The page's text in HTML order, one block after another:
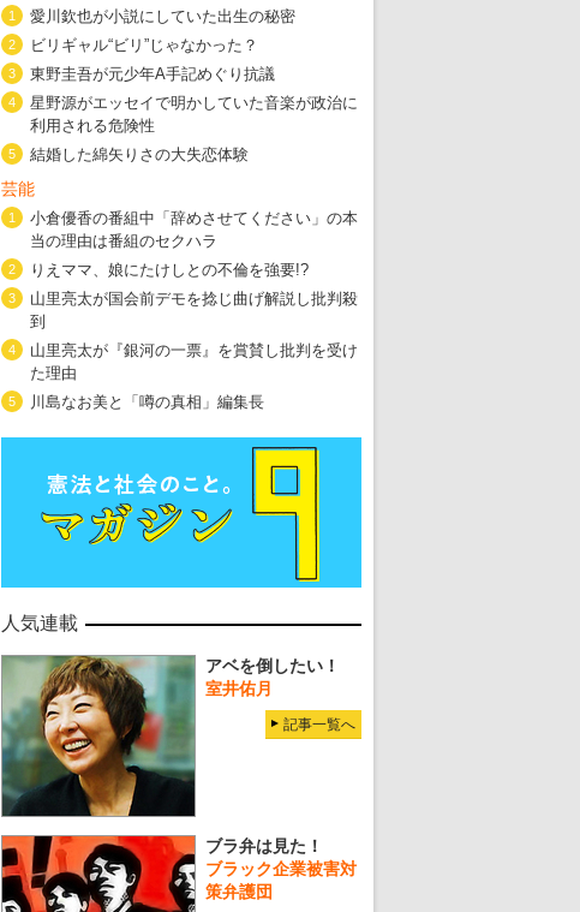
1 愛川欽也が小説にしていた出生の秘密
2 ビリギャル“ビリ”じゃなかった？
3 東野圭吾が元少年A手記めぐり抗議
4
星野源がエッセイで明かしていた音楽が政治に
利用される危険性
5 結婚した綿矢りさの大失恋体験
芸能
1
小倉優香の番組中「辞めさせてください」の本
当の理由は番組のセクハラ
2 りえママ、娘にたけしとの不倫を強要!?
3
山里亮太が国会前デモを捻じ曲げ解説し批判殺
到
4
山里亮太が『銀河の一票』を賞賛し批判を受け
た理由
5 川島なお美と「噂の真相」編集長
人気連載
アベを倒したい！
室井佑月
記事一覧へ
ブラ弁は見た！
ブラック企業被害対
策弁護団